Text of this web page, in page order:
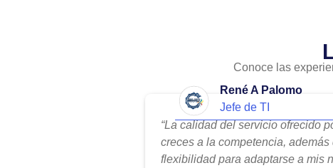
Conoce las
René A Palomo
Jefe de TI
“La calidad del servicio ofrecido
creces a la competencia,
flexibilidad para adaptarse a mis